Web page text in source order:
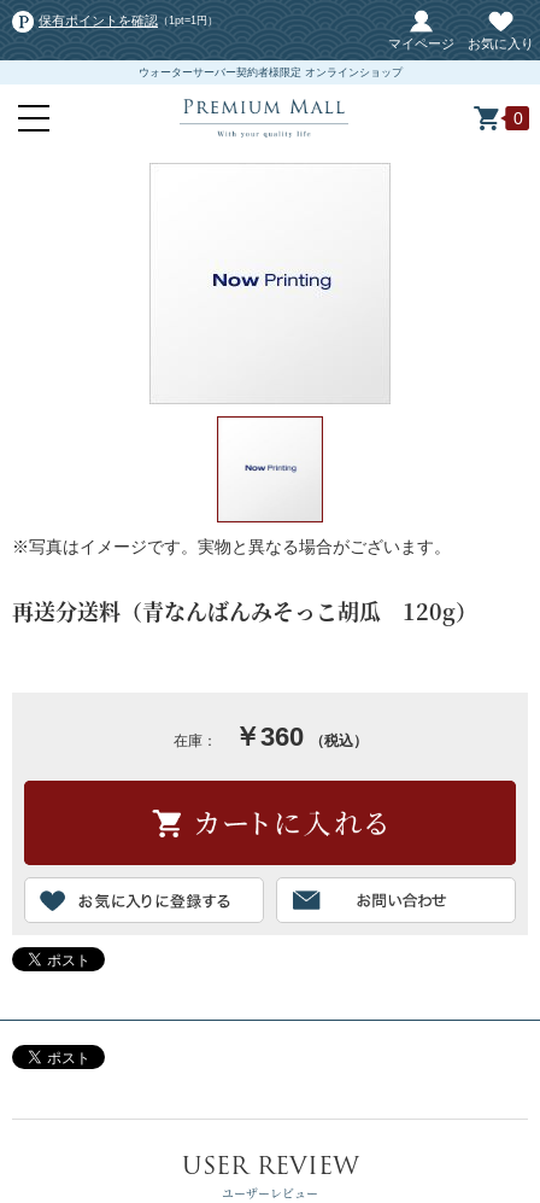
保有ポイントを確認 （1pt=1円）
マイページ お気に入り
ウォーターサーバー契約者様限定 オンラインショップ
0
※写真はイメージです。実物と異なる場合がございます。
再送分送料（青なんばんみそっこ胡瓜 120g）
在庫： ￥360 （税込）
USER REVIEW
ユーザーレビュー